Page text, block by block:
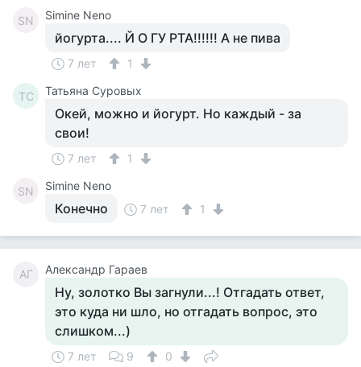
SN Simine Neno
йогурта.... Й О ГУ РТА!!!!!! А не пива
7 лет 1
ТС Татьяна Суровых
Окей, можно и йогурт. Но каждый - за
свои!
7 лет 1
SN Simine Neno
Конечно 7 лет 1
АГ Александр Гараев
Ну, золотко Вы загнули...! Отгадать ответ,
это куда ни шло, но отгадать вопрос, это
слишком...)
7 лет 9
0